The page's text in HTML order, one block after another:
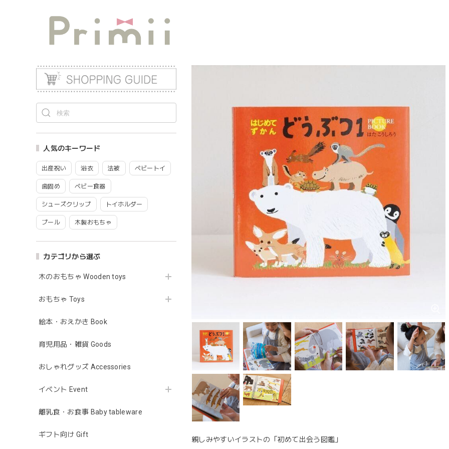
人気のキーワード
出産祝い 浴衣 法被 ベビートイ
歯固め ベビー食器
シューズクリップ トイホルダー
プール 木製おもちゃ
カテゴリから選ぶ
木のおもちゃ Wooden toys
おもちゃ Toys
絵本・おえかき Book
育児用品・雑貨 Goods
おしゃれグッズ Accessories
イベント Event
離乳食・お食事 Baby tableware
ギフト向け Gift
親しみやすいイラストの「初めて出会う図鑑」